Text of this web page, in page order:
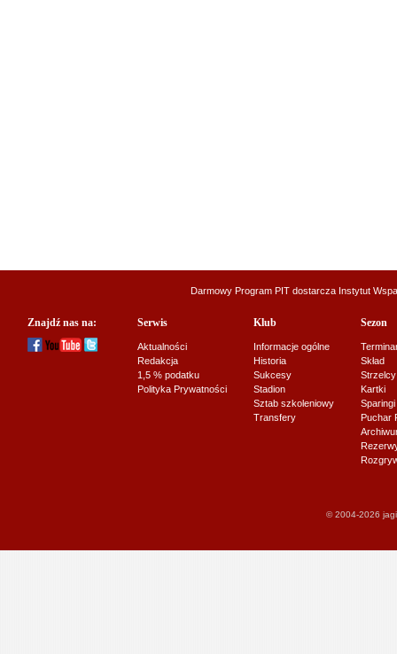
Darmowy Program PIT dostarcza Instytut
Znajdź nas na: Serwis
Aktualności
Redakcja
1,5 % podatku
Polityka Prywatności
Klub
Informacje ogólne
Historia
Sukcesy
Stadion
Sztab szkoleniowy
Transfery
Sezon
Skład
Strzelcy
Kartki
Sparingi
Puchar
© 2004-2026